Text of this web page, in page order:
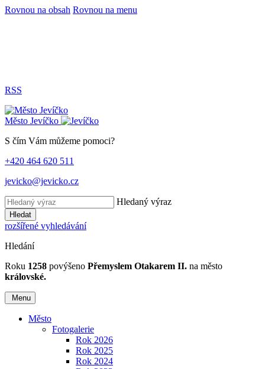
Rovnou na obsah Rovnou na menu
RSS
Město Jevíčko
S čím Vám můžeme pomoci?
+420 464 620 511
jevicko@jevicko.cz
Hledaný výraz
Hledat
rozšířené vyhledávání
Hledání
Roku 1258 povýšeno Přemyslem Otakarem II. na město
královské.
Menu
Město
Fotogalerie
Rok 2026
Rok 2025
Rok 2024